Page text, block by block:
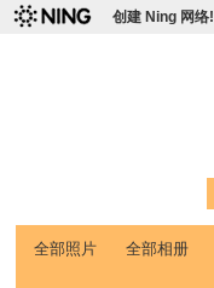
创建 Ning 网络!
全部照片 全部相册